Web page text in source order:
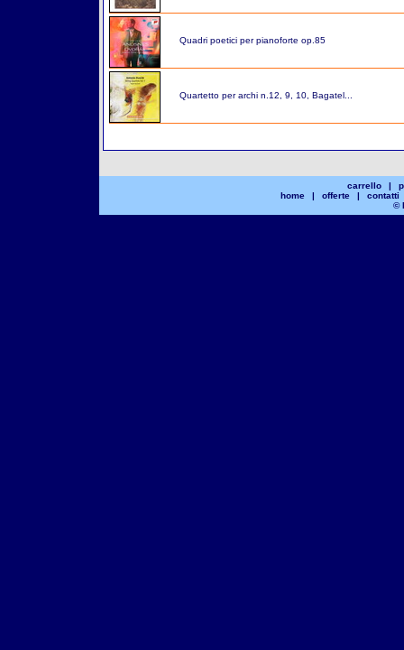
Quadri poetici per pianoforte op.85
Quartetto per archi n.12, 9, 10, Bagatel...
carrello |
home
| offerte |
contatti
©